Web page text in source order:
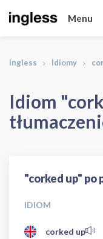
Menu
Ingless Idiomy
Idiom
"corked up" po
IDIOM
corked up